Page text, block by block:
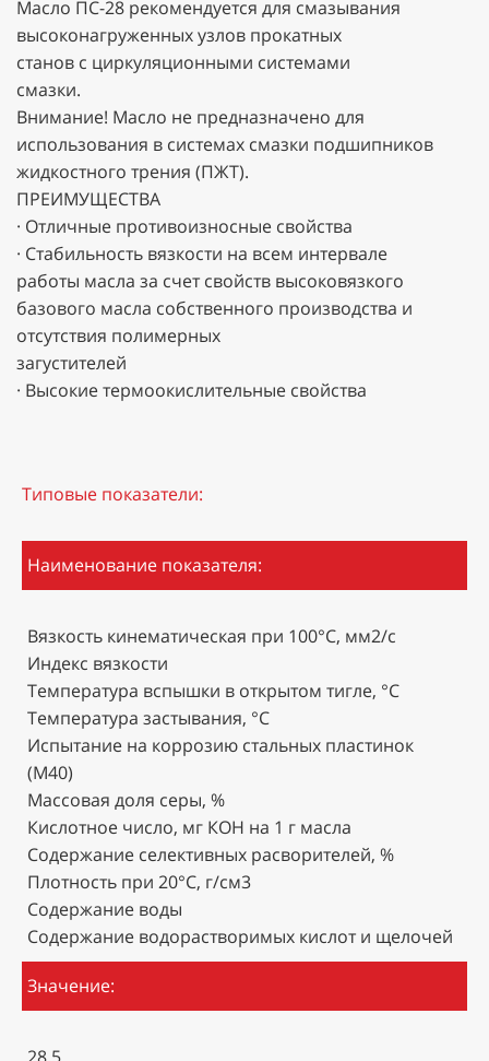
Масло ПС-28 рекомендуется для смазывания
высоконагруженных узлов прокатных
станов с циркуляционными системами
смазки.
Внимание! Масло не предназначено для
использования в системах смазки подшипников
жидкостного трения (ПЖТ).
ПРЕИМУЩЕСТВА
· Отличные противоизносные свойства
· Стабильность вязкости на всем интервале
работы масла за счет свойств высоковязкого
базового масла собственного производства и
отсутствия полимерных
загустителей
· Высокие термоокислительные свойства
Типовые показатели:
Наименование показателя:
Вязкость кинематическая при 100°С, мм2/с
Индекс вязкости
Температура вспышки в открытом тигле, °С
Температура застывания, °С
Испытание на коррозию стальных пластинок
(М40)
Массовая доля серы, %
Кислотное число, мг КОН на 1 г масла
Содержание селективных расворителей, %
Плотность при 20°С, г/см3
Содержание воды
Содержание водорастворимых кислот и щелочей
Значение: